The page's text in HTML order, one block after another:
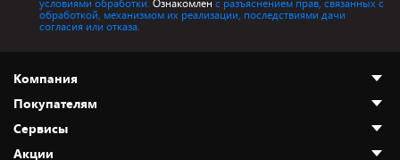
обработкой, механизмом их реализации, последствиями дачи
согласия или отказа.
Компания
О нас
Адреса магазинов
Покупателям
Как сделать заказ
Сервисы
Акции